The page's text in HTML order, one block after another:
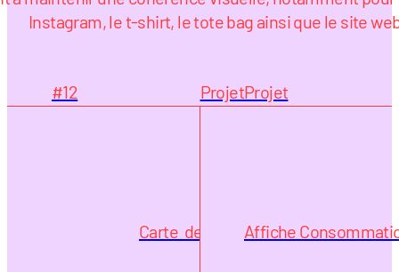
Instagram, le t-shirt, le tote bag ainsi que le site
#12 Projet
Carte  de Tarot
Projet
Affiche